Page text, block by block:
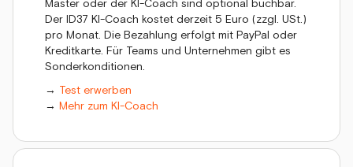
Master oder der KI-Coach sind optional buchbar.
Der ID37 KI-Coach kostet derzeit 5 Euro (zzgl. USt.)
pro Monat. Die Bezahlung erfolgt mit PayPal oder
Kreditkarte. Für Teams und Unternehmen gibt es
Sonderkonditionen.
→ Test erwerben
→ Mehr zum KI-Coach